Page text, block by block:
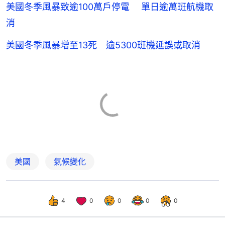
美國冬季風暴致逾100萬戶停電 單日逾萬班航機取
消
美國冬季風暴增至13死 逾5300班機延誤或取消
美國 氣候變化
4 0 0 0 0